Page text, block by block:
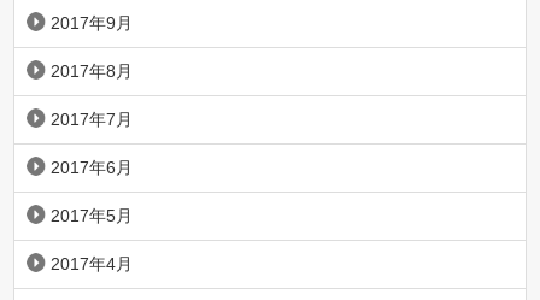
2017年9月
2017年8月
2017年7月
2017年6月
2017年5月
2017年4月